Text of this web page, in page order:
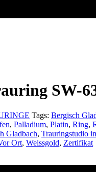
SW-
Tags: Bergisch
, Palladium, Platin, Ring,
Gladbach, Trauringstudio
Ort, Weissgold, Zertifikat